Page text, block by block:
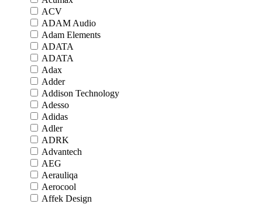
ACV
ADAM Audio
Adam Elements
ADATA
ADATA
Adax
Adder
Addison Technology
Adesso
Adidas
Adler
ADRK
Advantech
AEG
Aerauliqa
Aerocool
Affek Design